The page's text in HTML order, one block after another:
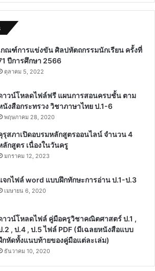
กณฑ์การแข่งขัน ศิลปหัตถกรรมนักเรียน ครั้งที่
ปีการศึกษา 2566
ตุลาคม 5, 2022
าวน์โหลดไฟล์ฟรี แผนการสอนครบชั้น ตาม
นังสือกระทรวง วิชาภาษาไทย ป.1-6
พฤษภาคม 28, 2020
รุสภาเปิดอบรมหลักสูตรออนไลน์ จำนวน 4
ลักสูตร เนื่องในวันครู
มกราคม 12, 2023
จกไฟล์ word แบบฝึกทักษะการอ่าน ป.1-ป.3
เมษายน 6, 2020
าวน์โหลดไฟล์ คู่มือครูวิชาคณิตศาสตร์ ป.1 ,
.2 , ป.4 , ป.5 ไฟล์ PDF (มีเฉลยหนังสือแบบ
กหัดทั้งแนบท้ายของคู่มือแต่ละเล่ม)
ธันวาคม 10, 2020